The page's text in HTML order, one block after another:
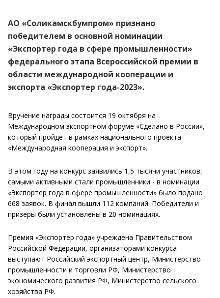
АО «Соликамскбумпром» признано
победителем в основной номинации
«Экспортер года в сфере промышленности»
федерального этапа Всероссийской премии в
области международной кооперации и
экспорта «Экспортер года-2023».
Вручение награды состоится 19 октября на
Международном экспортном форуме «Сделано в России»,
который пройдет в рамках национального проекта
«Международная кооперация и экспорт».
В этом году на конкурс заявились 1,5 тысячи участников,
самыми активными стали промышленники - в номинации
«Экспортер года в сфере промышленности» было подано
668 заявок. В финал вышли 112 компаний. Победители и
призеры были установлены в 20 номинациях.
Премия «Экспортер года» учреждена Правительством
Российской Федерации, организаторами конкурса
выступают Российский экспортный центр, Министерство
промышленности и торговли РФ, Министерство
экономического развития РФ, Министерство сельского
хозяйства РФ.